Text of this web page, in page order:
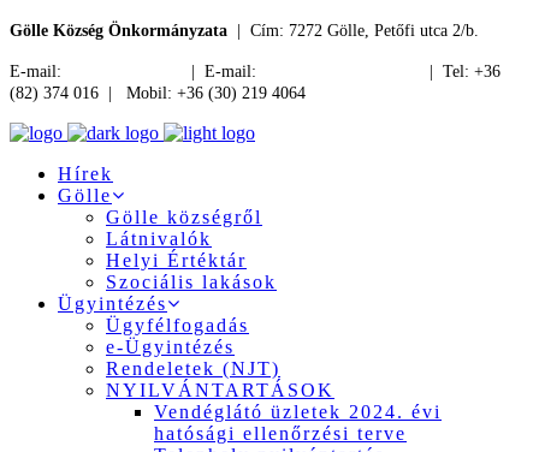
Gölle Község Önkormányzata | Cím: 7272 Gölle, Petőfi utca 2/b.
E-mail: | E-mail:
| Tel: +36
(82) 374 016 | Mobil: +36 (30) 219 4064
Hírek
Gölle
Gölle községről
Látnivalók
Helyi Értéktár
Szociális lakások
Ügyintézés
Ügyfélfogadás
e-Ügyintézés
Rendeletek (NJT)
NYILVÁNTARTÁSOK
Vendéglátó üzletek 2024. évi
hatósági ellenőrzési terve